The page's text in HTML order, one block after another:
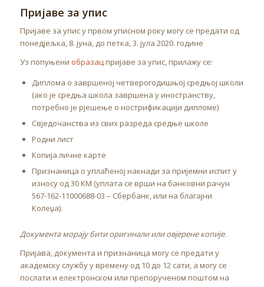
Пријаве за упис
Пријаве за упис у првом уписном року могу се предати од
понедјељка, 8. јуна, до петка, 3. јула 2020. године
Уз попуњени образацпријаве за упис, прилажу се:
Диплома о завршеној четверогодишњој средњој школи
(ако је средња школа завршена у иностранству,
потребно је рјешење о нострификацији дипломе)
Свједочанства из свих разреда средње школе
Родни лист
Копија личне карте
Признаница о уплаћеној накнади за пријемни испит у
износу од 30 КМ (уплата се врши на банковни рачун
567-162-11000688-03 – Сбербанк, или на благајни
Колеџа).
Документа морају бити оригинали или овјерене копије.
Пријава, документа и признаница могу се предати у
академску службу у времену од 10 до 12 сати, а могу се
послати и електронском или препорученом поштом на